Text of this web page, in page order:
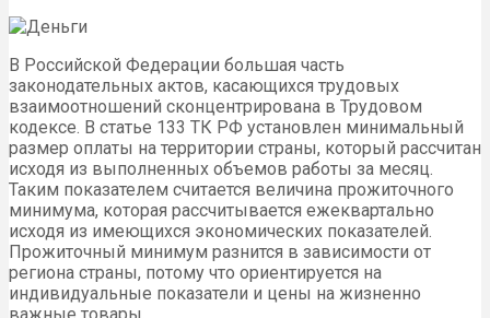
В Российской Федерации большая часть
законодательных актов, касающихся трудовых
взаимоотношений сконцентрирована в Трудовом
кодексе. В статье 133 ТК РФ установлен минимальный
размер оплаты на территории страны, который рассчитан
исходя из выполненных объемов работы за месяц.
Таким показателем считается величина прожиточного
минимума, которая рассчитывается ежеквартально
исходя из имеющихся экономических показателей.
Прожиточный минимум разнится в зависимости от
региона страны, потому что ориентируется на
индивидуальные показатели и цены на жизненно
важные товары.